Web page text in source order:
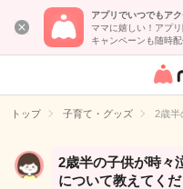
アプリでいつでもアク
ママに嬉しい！アプリ
キャンペーンも随時配
女性
イト
トップ 子育て・グッズ 2歳半
2歳半の子供が時々
について教えてくだ